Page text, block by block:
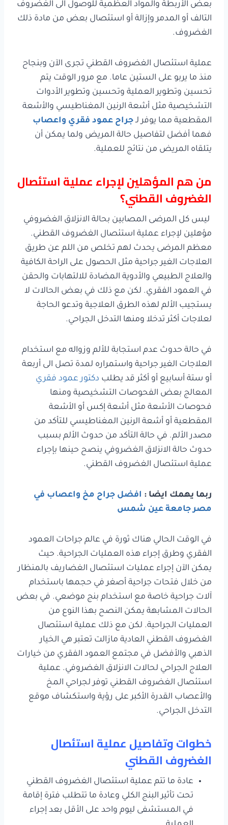
بعض الأربطة والمواد العظمية للوصول الى الغضروف
التالف أو المدمر وإزالة أو استئصال بعض من مادة ذلك
الغضروف.
عملية استئصال الغضروف القطني تجرى الآن وبنجاح
منذ ما يربو على الستين عاما. مع مرور الوقت يتم
تحسين وتطوير العملية وتحسين وتطوير الأدوات
التشخيصية مثل أشعة الرنين المغناطيسي والأشعة
المقطعية مما يوفر لـجراح عمود فقري واعصاب
فهما أفضل لتفاصيل حالة المريض ولما يمكن أن
يتلقاه المريض من نتائج للعملية.
من هم المؤهلين لإجراء عملية استئصال
الغضروف القطني؟
ليس كل المرضى المصابين بحالة الانزلاق الغضروفي
مؤهلين لإجراء عملية استئصال الغضروف القطني.
معظم المرضى يحدث لهم تخلص من اللم عن طريق
العلاجات الغير جراحية مثل الحصول على الراحة الكافية
والعلاج الطبيعي والأدوية المضادة للالتهابات والحقن
في العمود الفقري. لكن مع ذلك في بعض الحالات لا
يستجيب الألم لهذه الطرق العلاجية وتدعو الحاجة
لعلاجات أكثر تدخلا ومنها التدخل الجراحي.
في حالة حدوث عدم استجابة للألم وزواله مع استخدام
العلاجات الغير جراحية واستمراره لمدة تصل الى أربعة
أو ستة أسابيع أو أكثر قد يطلب دكتور عمود فقري
المعالج بعض الفحوصات التشخيصية ومنها
فحوصات الأشعة مثل أشعة إكس أو الأشعة
المقطعية أو أشعة الرنين المغناطيسي للتأكد من
مصدر الألم. في حالة التأكد من حدوث الألم بسبب
حدوث حالة الانزلاق الغضروفي ينصح حينها بإجراء
عملية استئصال الغضروف القطني.
ربما يهمك ايضا : افضل جراح مخ واعصاب في
مصر جامعة عين شمس
في الوقت الحالي هناك ثورة في عالم جراحات العمود
الفقري وطرق إجراء هذه العمليات الجراحية. حيث
يمكن الآن إجراء عمليات استئصال الغضاريف بالمنظار
من خلال فتحات جراحية أصغر في حجمها باستخدام
آلات جراحية خاصة مع استخدام بنج موضعي. في بعض
الحالات المشابهة يمكن النصح بهذا النوع من
العمليات الجراحية. لكن مع ذلك عملية استئصال
الغضروف القطني العادية مازالت تعتبر هي الخيار
الذهبي والأفضل في مجتمع العمود الفقري من خيارات
العلاج الجراحي لحالات الانزلاق الغضروفي. عملية
استئصال الغضروف القطني توفر لجراحي المخ
والأعصاب القدرة الأكبر على رؤية واستكشاف موقع
التدخل الجراحي.
خطوات وتفاصيل عملية استئصال
الغضروف القطني
عادة ما تتم عملية استئصال الغضروف القطني
تحت تأثير البنج الكلي وعادة ما تتطلب فترة إقامة
في المستشفى ليوم واحد على الأقل بعد إجراء